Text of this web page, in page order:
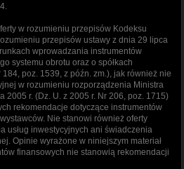
w rozumieniu przepisów Kodeksu
przepisów ustawy z dnia 29 lipca
wprowadzania instrumentów
systemu obrotu oraz o spółkach
poz. 1539, z późn. zm.), jak również nie
w rozumieniu rozporządzenia Ministra
2005 r. (Dz. U. z 2005 r. Nr 206, poz. 1715)
rekomendacje dotyczące instrumentów
Nie stanowi również oferty
usług inwestycyjnych ani świadczenia
Opinie wyrażone w niniejszym materiał
finansowych nie stanowią rekomendacji